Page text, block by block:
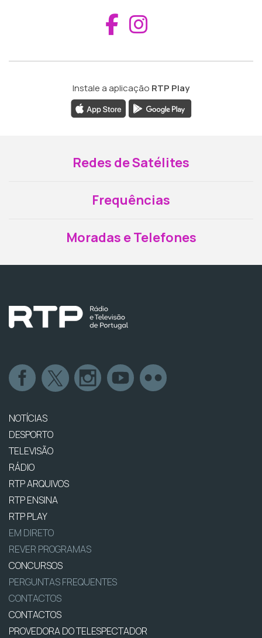
Aceder ao
Instale a aplicação RTP Play
Redes de Satélites
Frequências
Moradas e Telefones
NOTÍCIAS
DESPORTO
TELEVISÃO
RÁDIO
RTP ARQUIVOS
RTP ENSINA
RTP PLAY
EM DIRETO
REVER PROGRAMAS
CONCURSOS
PERGUNTAS FREQUENTES
CONTACTOS
CONTACTOS
PROVEDORA DO TELESPECTADOR